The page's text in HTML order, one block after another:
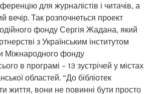
для журналістів і читачів, а
вечір. Так розпочнеться проект
фонду Сергія Жадана, який
з Українським інститутом
Міжнародного фонду
в програмі – 13 зустрічей у містах
областей. “До бібліотек
життя, вони не повинні бути просто